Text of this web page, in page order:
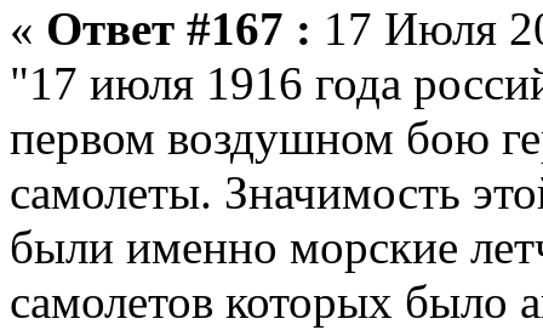
« Ответ #167 : 17 Июля
"17 июля 1916 года
первом воздушном бою
самолеты. Значимость
были именно морские
самолетов которых было